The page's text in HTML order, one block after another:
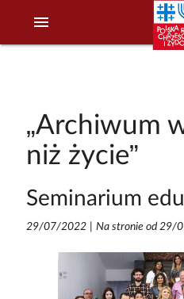
menu
„Archiwum
niż życie”
Seminarium
29/07/2022| Na stronie od 29/